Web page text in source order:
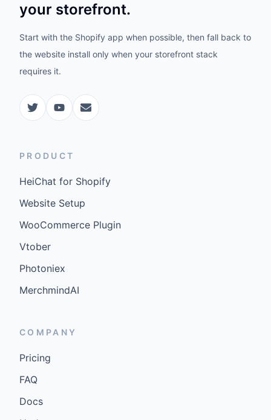
your storefront.
Start with the Shopify app when possible, then fall back to
the website install only when your storefront stack
requires it.
PRODUCT
HeiChat for Shopify
Website Setup
WooCommerce Plugin
Vtober
Photoniex
MerchmindAI
COMPANY
Pricing
FAQ
Docs